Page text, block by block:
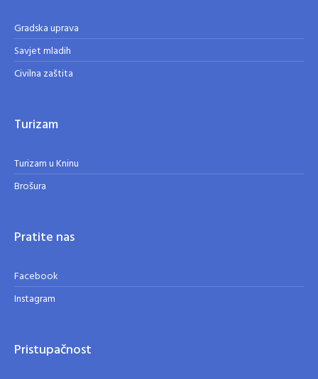
Gradska uprava
Savjet mladih
Civilna zaštita
Turizam
Turizam u Kninu
Brošura
Pratite nas
Facebook
Instagram
Pristupačnost